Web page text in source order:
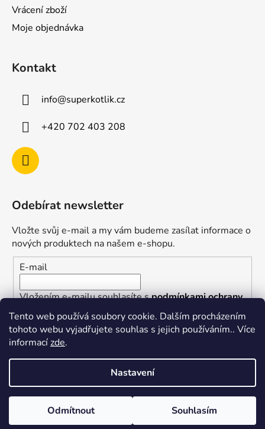
Tento web používá soubory cookie. Dalším procházením
tohoto webu vyjadřujete souhlas s jejich používáním.. Více
informacízde.
Nastavení
Odmítnout Souhlasím
Vrácení zboží
Moje objednávka
Kontakt
info@superkotlik.cz
+420 702 403 208
Odebírat newsletter
Vložte svůj e-mail a my vám budeme zasílat informace o
nových produktech na našem e-shopu.
E-mail
Vložením e-mailu souhlasíte spodmínkami ochrany
osobních údajů
PŘIHLÁSIT SE
Vytvořil Shoptet
Copyright 2026
. Všechna práva